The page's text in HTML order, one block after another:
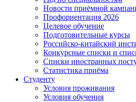
Новости приёмной
Профориентация 2026
Целевое обучение
Подготовительные курсы
Российско-китайский
Конкурсные списки и
Списки иностранных
Статистика приёма
Студенту
Условия проживания
Условия обучения